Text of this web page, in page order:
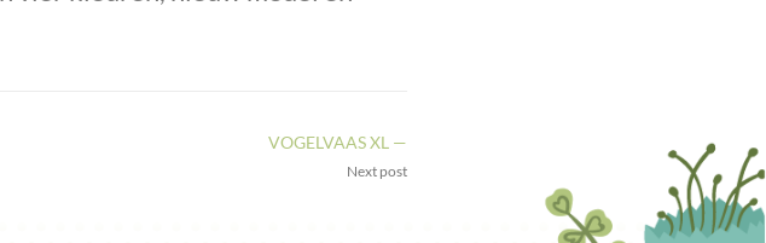
VOGELVAAS XL —
Next post